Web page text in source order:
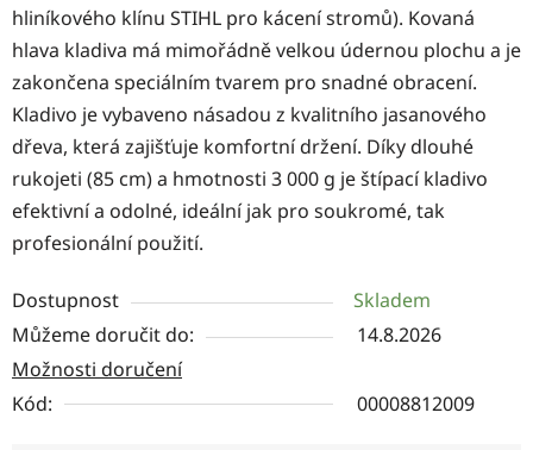
hliníkového klínu STIHL pro kácení stromů). Kovaná
hlava kladiva má mimořádně velkou údernou plochu a je
zakončena speciálním tvarem pro snadné obracení.
Kladivo je vybaveno násadou z kvalitního jasanového
dřeva, která zajišťuje komfortní držení. Díky dlouhé
rukojeti (85 cm) a hmotnosti 3 000 g je štípací kladivo
efektivní a odolné, ideální jak pro soukromé, tak
profesionální použití.
Dostupnost
Skladem
Můžeme doručit do:
14.8.2026
Možnosti doručení
Kód:
00008812009